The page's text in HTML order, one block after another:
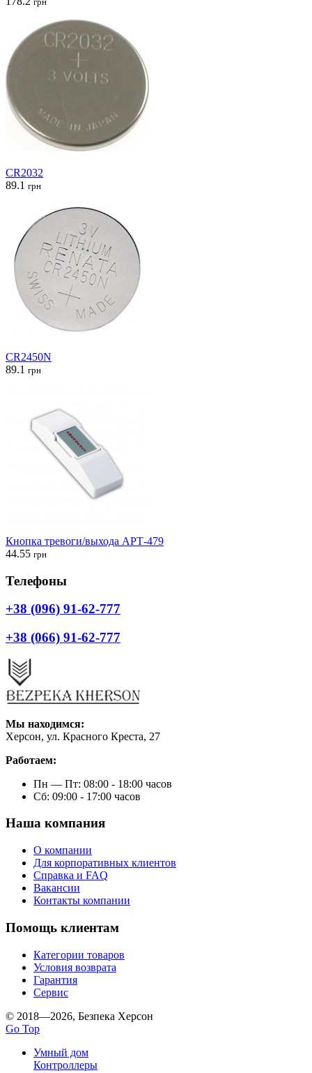
CR2032
89.1 грн
CR2450N
89.1 грн
Кнопка тревоги/выхода АРТ-479
44.55 грн
Телефоны
+38 (096) 91-62-777
+38 (066) 91-62-777
Мы находимся:
Херсон, ул. Красного Креста, 27
Работаем:
Пн — Пт: 08:00 - 18:00 часов
Сб: 09:00 - 17:00 часов
Наша компания
О компании
Для корпоративных клиентов
Справка и FAQ
Вакансии
Контакты компании
Помощь клиентам
Категории товаров
Условия возврата
Гарантия
Сервис
© 2018—2026, Безпека Херсон
Go Top
Умный дом
Контроллеры